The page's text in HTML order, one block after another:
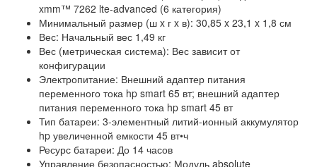
xmm™ 7262 lte-advanced (6 категория)
Минимальный размер (ш x г x в): 30,85 x 23,1 x 1,8 см
Вес: Начальный вес 1,49 кг
Вес (метрическая система): Вес зависит от
конфигурации
Электропитание: Внешний адаптер питания
переменного тока hp smart 65 вт; внешний адаптер
питания переменного тока hp smart 45 вт
Тип батареи: 3-элементный литий-ионный аккумулятор
hp увеличенной емкости 45 вт•ч
Ресурс батареи: До 14 часов
Управление безопасностью: Модуль absolute